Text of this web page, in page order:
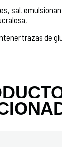
sal,
trazas de